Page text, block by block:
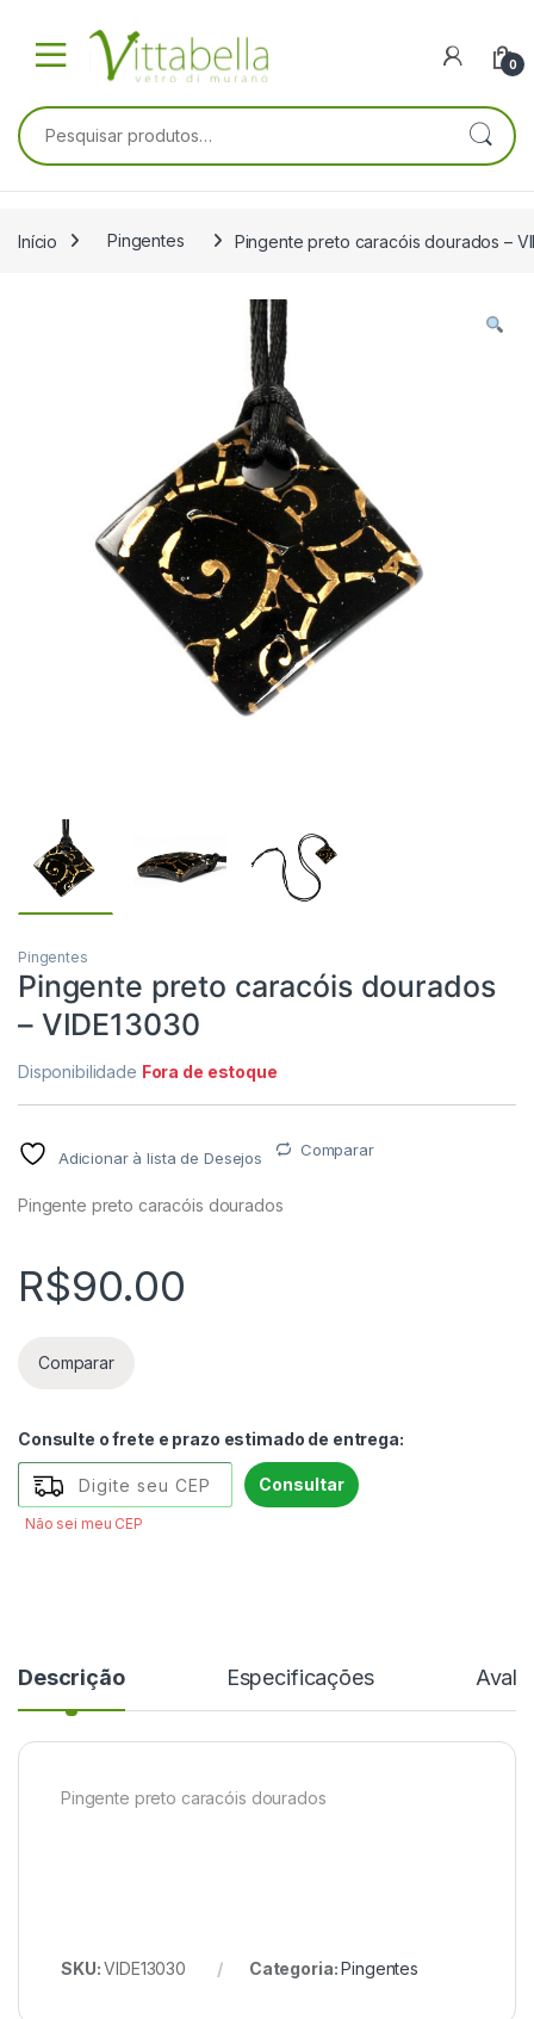
0
Pesquisar por:
Início Pingentes Pingente preto caracóis dourados –
Pingentes
Pingente preto caracóis dourados
– VIDE13030
Disponibilidade Fora de estoque
Adicionar à lista de Desejos Comparar
Pingente preto caracóis dourados
R$90.00
Comparar
Consulte o frete e prazo estimado de entrega:
Consultar
Não sei meu CEP
Descrição Especificações
Pingente preto caracóis dourados
SKU:VIDE13030 Categoria:Pingentes